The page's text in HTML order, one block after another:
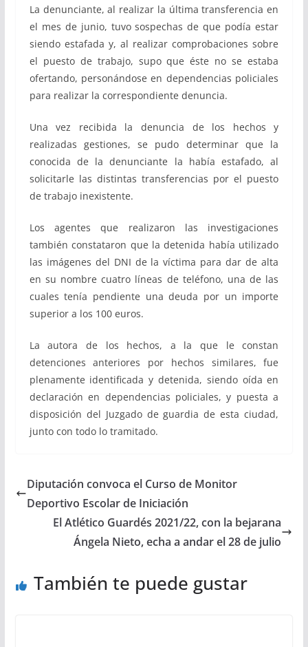
La denunciante, al realizar la última transferencia en
el mes de junio, tuvo sospechas de que podía estar
siendo estafada y, al realizar comprobaciones sobre
el puesto de trabajo, supo que éste no se estaba
ofertando, personándose en dependencias policiales
para realizar la correspondiente denuncia.
Una vez recibida la denuncia de los hechos y
realizadas gestiones, se pudo determinar que la
conocida de la denunciante la había estafado, al
solicitarle las distintas transferencias por el puesto
de trabajo inexistente.
Los agentes que realizaron las investigaciones
también constataron que la detenida había utilizado
las imágenes del DNI de la víctima para dar de alta
en su nombre cuatro líneas de teléfono, una de las
cuales tenía pendiente una deuda por un importe
superior a los 100 euros.
La autora de los hechos, a la que le constan
detenciones anteriores por hechos similares, fue
plenamente identificada y detenida, siendo oída en
declaración en dependencias policiales, y puesta a
disposición del Juzgado de guardia de esta ciudad,
junto con todo lo tramitado.
Diputación convoca el Curso de Monitor
Deportivo Escolar de Iniciación
El Atlético Guardés 2021/22, con la bejarana
Ángela Nieto, echa a andar el 28 de julio
También te puede gustar